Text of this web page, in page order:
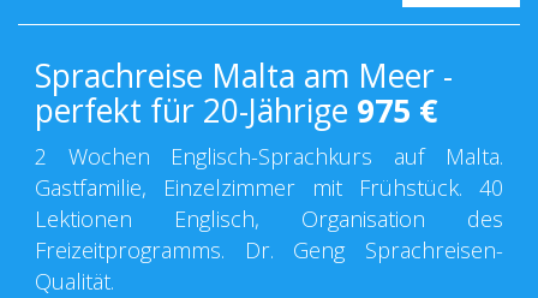
Sprachreise Malta am Meer -
perfekt für 20-Jährige 975 €
2 Wochen Englisch-Sprachkurs auf Malta.
Gastfamilie, Einzelzimmer mit Frühstück. 40
Lektionen Englisch, Organisation des
Freizeitprogramms. Dr. Geng Sprachreisen-
Qualität.